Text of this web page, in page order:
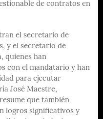
de contratos en
el secretario de
y el secretario de
quienes han
con el mandatario y han
para ejecutar
José Maestre,
que también
logros significativos y